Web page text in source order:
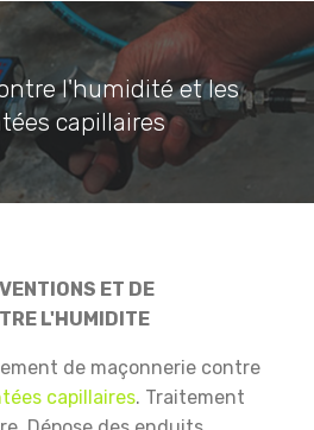
l'humidité et les
capillaires
ET DE
L'HUMIDITE
de maçonnerie contre
capillaires. Traitement